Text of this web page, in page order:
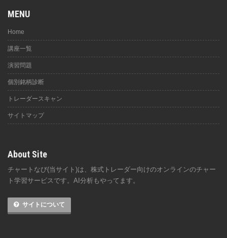
MENU
Home
講座一覧
演習問題
個別銘柄診断
トレーダースキャン
サイトマップ
About Site
チャートなび(当サイト)は、株式トレーダー向けのオンラインのチャー
ト学習サービスです。AI分析もやってます。
サイトについて